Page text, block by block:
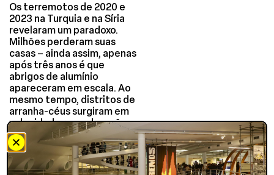
Os terremotos de 2020 e
2023 na Turquia e na Síria
revelaram um paradoxo.
Milhões perderam suas
casas – ainda assim, apenas
após três anos é que
abrigos de alumínio
apareceram em escala. Ao
mesmo tempo, distritos de
arranha-céus surgiram em
velocidade recorde – não
para sobreviventes, mas
como projetos imobiliários
especulativos. O desastre
assim se torna um motor do